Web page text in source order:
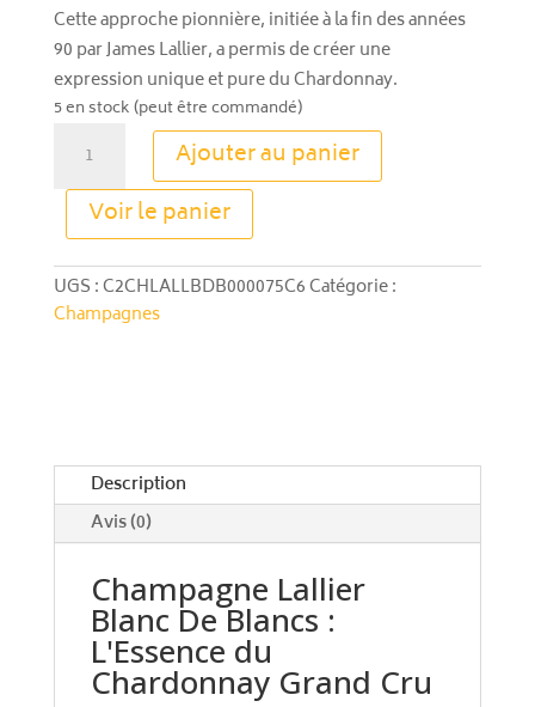
Cette approche pionnière, initiée à la fin des années
90 par James Lallier, a permis de créer une
expression unique et pure du Chardonnay.
5 en stock (peut être commandé)
Champagne
Lallier
Blanc
De
Blancs
Ajouter au panier
Voir le panier
A
l
e
:
UGS :C2CHLALLBDB000075C6Catégorie :
Champagnes
Description
Avis (0)
Champagne Lallier
Blanc De Blancs :
L'Essence du
Chardonnay Grand Cru